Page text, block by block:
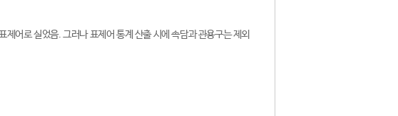
어로 실었음. 그러나 표제어 통계 산출 시에 속담과 관용구는 제외